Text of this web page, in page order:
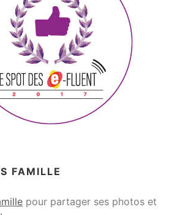
FAMILLE
pour partager ses photos et